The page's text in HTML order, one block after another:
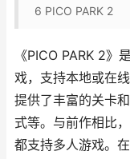
6 PICO PARK 2
《PICO PARK 2》
戏，支持本地或在
提供了丰富的关卡
式等。与前作相比
都支持多人游戏。